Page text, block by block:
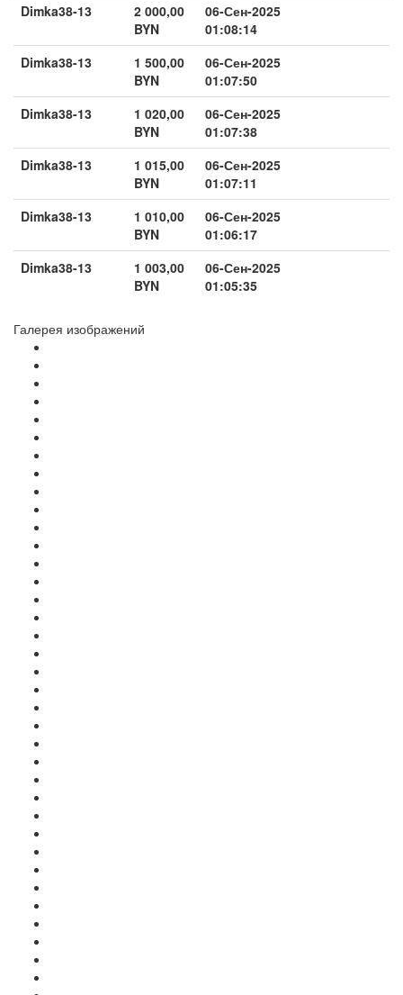
Dimka38-13
2 000,00
BYN
06-Сен-2025
01:08:14
Dimka38-13
1 500,00
BYN
06-Сен-2025
01:07:50
Dimka38-13
1 020,00
BYN
06-Сен-2025
01:07:38
Dimka38-13
1 015,00
BYN
06-Сен-2025
01:07:11
Dimka38-13
1 010,00
BYN
06-Сен-2025
01:06:17
Dimka38-13
1 003,00
BYN
06-Сен-2025
01:05:35
Галерея изображений